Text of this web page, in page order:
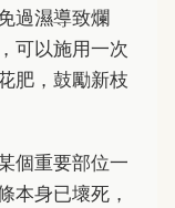
過濕導致爛
可以施用一次
肥，鼓勵新枝
個重要部位一
本身已壞死，